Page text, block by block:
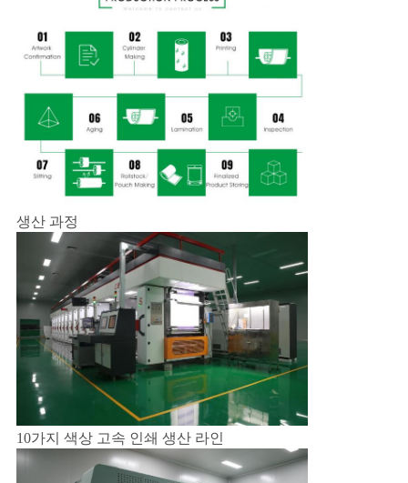
여
행
품
질
관
연
생산 과정
10가지 색상 고속 인쇄 생산 라인